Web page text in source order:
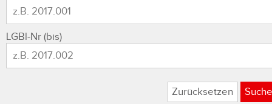
LGBl-Nr (bis)
Zurücksetzen